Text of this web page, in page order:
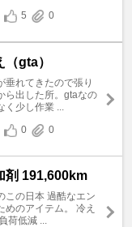
5 0
gta）
垂れてきたので張り
ら出した所。gtaなの
く少し作業 ...
0 0
剤 191,600km
この日本 過酷なエン
めのアイテム。 冷え
荷低減 ...